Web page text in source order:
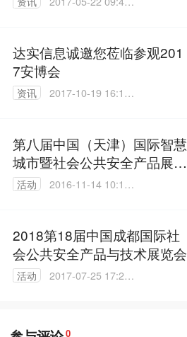
达实信息诚邀您莅临参观201
7安博会
资讯
2017-10-19 16:11:
第八届中国（天津）国际智慧
城市暨社会公共安全产品展览
会
活动
2016-11-14 10:14:
2018第18届中国成都国际社
会公共安全产品与技术展览会
活动
2017-07-25 17:22:
0